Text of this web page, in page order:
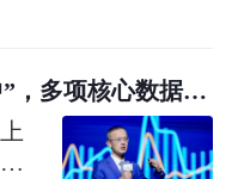
，多项核心数据回